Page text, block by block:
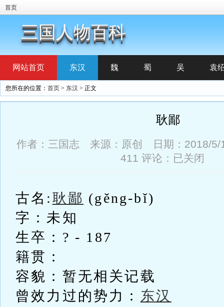
首页
三国人物百科
网站首页 东汉 魏 蜀 吴 袁
您所在的位置： 首页 > 东汉 > 正文
耿鄙
作者：三国志 来源：原创 日期：2018/
411 评论：已关闭
古名:耿鄙 (gěng-bǐ)
字：未知
生卒：? - 187
籍贯：
容貌：暂无相关记载
曾效力过的势力： 东汉